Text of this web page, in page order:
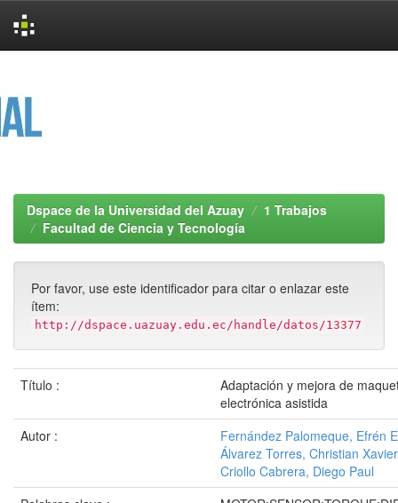
Dspace de la Universidad del Azuay
1 Trabajos
Facultad de Ciencia y Tecnología
Por favor, use este identificador para citar o enlazar este
ítem:
http://dspace.uazuay.edu.ec/handle/datos/13377
Título :
Adaptación y mejora de
electrónica asistida
Autor :
Fernández Palomeque, Efrén
Álvarez Torres, Christian Xavier
Criollo Cabrera, Diego Paul